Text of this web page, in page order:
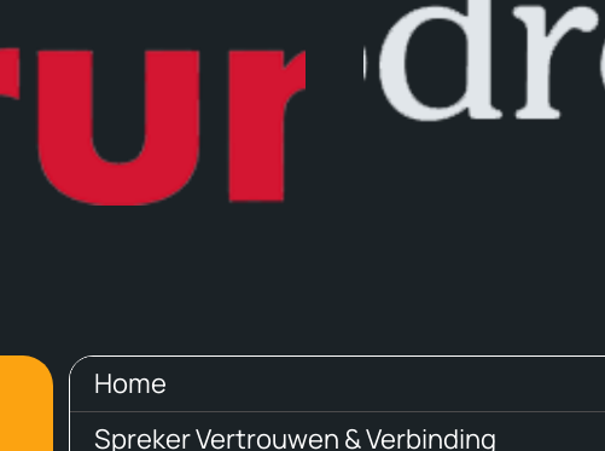
Antoinette Vd
Home
Spreker Vertrouwen & Verbinding